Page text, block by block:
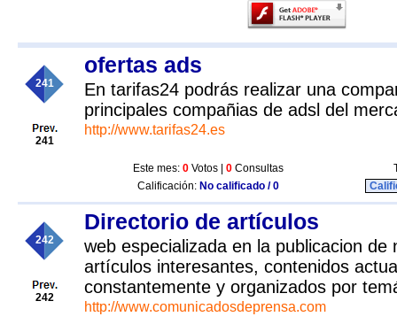
241
241
ofertas ads
En tarifas24 podrás realizar una
principales compañias de adsl del
http://www.tarifas24.es
Este mes: 0 Votos | 0 Consultas
Calificación: No calificado / 0
242
242
Directorio de artículos
web especializada en la publicacion de
artículos interesantes, contenidos
constantemente y organizados por
http://www.comunicadosdeprensa.com